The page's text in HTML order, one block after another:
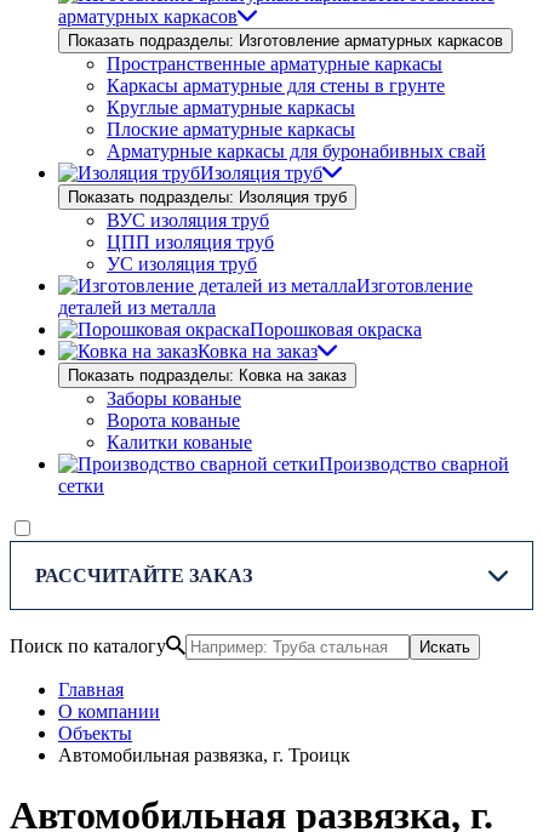
арматурных каркасов
Показать подразделы: Изготовление арматурных каркасов
Пространственные арматурные каркасы
Каркасы арматурные для стены в грунте
Круглые арматурные каркасы
Плоские арматурные каркасы
Арматурные каркасы для буронабивных свай
Изоляция труб
Показать подразделы: Изоляция труб
ВУС изоляция труб
ЦПП изоляция труб
УС изоляция труб
Изготовление
деталей из металла
Порошковая окраска
Ковка на заказ
Показать подразделы: Ковка на заказ
Заборы кованые
Ворота кованые
Калитки кованые
Производство сварной
сетки
РАССЧИТАЙТЕ ЗАКАЗ
Поиск по каталогу Искать
Главная
О компании
Объекты
Автомобильная развязка, г. Троицк
Автомобильная развязка, г.